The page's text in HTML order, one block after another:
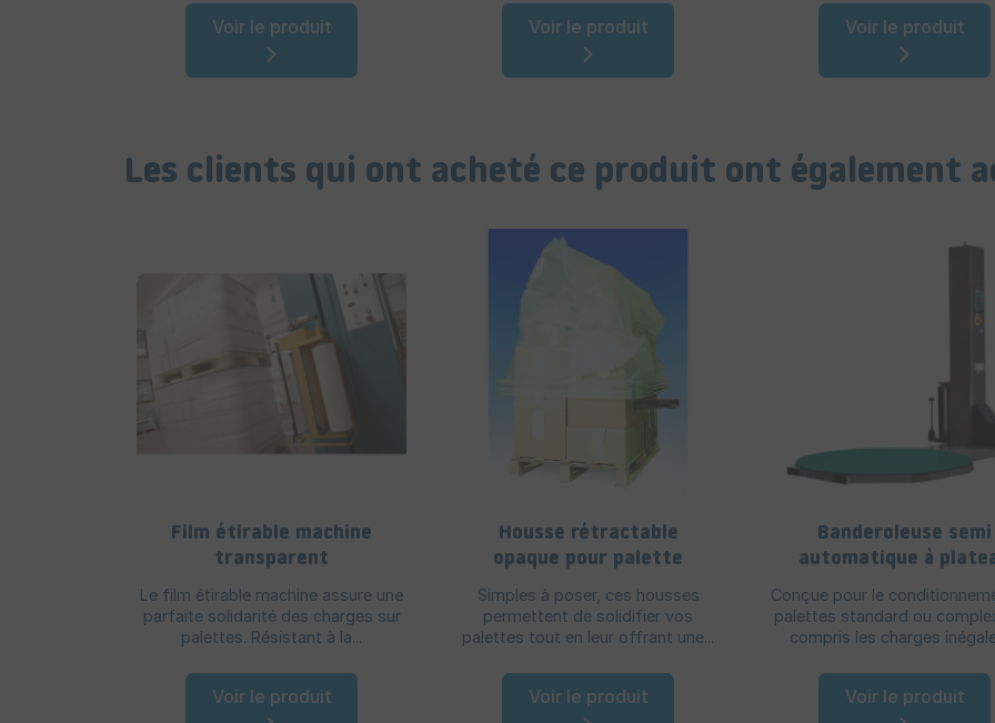
Voir le produit Voir le produit Voir le produit
Les clients qui ont acheté ce produit ont également
Film étirable machine
transparent
Le film étirable machine assure une
parfaite solidarité des charges sur
palettes. Résistant à la...
Voir le produit
Housse rétractable
opaque pour palette
Simples à poser, ces housses
permettent de solidifier vos
palettes tout en leur offrant une...
Voir le produit
Banderoleuse semi
automatique à
tournant - Usages
intensifs
Conçue pour le
palettes standard ou
compris les charges
Voir le produit